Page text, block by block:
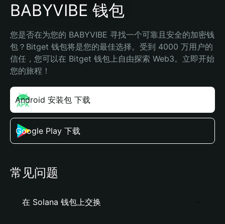
BABYVIBE 钱包
您是否在为您的 BABYVIBE 寻找一个可靠且安全的加密钱
包？Bitget 钱包将是您的最佳选择。受到 4000 万用户的
信任，您可以在 Bitget 钱包上自由探索 Web3。立即开始
您的旅程！
Android 安装包 下载
Google Play 下载
常见问题
在 Solana 钱包上交换